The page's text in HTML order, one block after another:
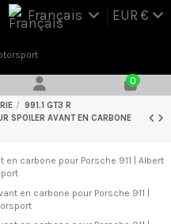
Français EUR €
0
991.1 GT3 R
SPOILER AVANT EN CARBONE